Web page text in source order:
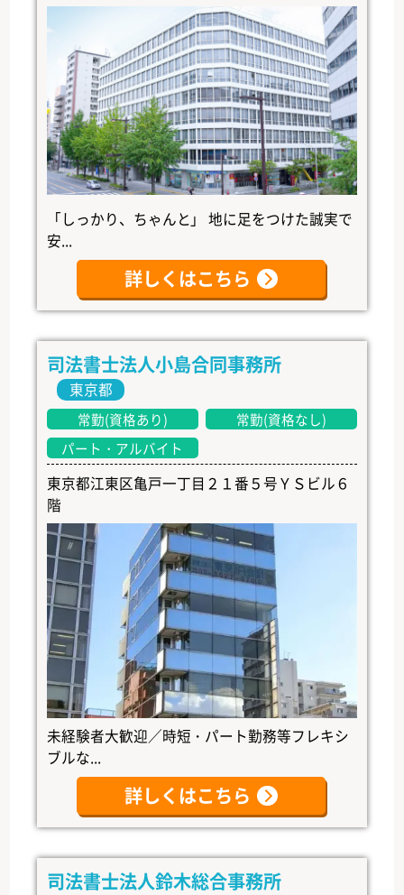
「しっかり、ちゃんと」 地に足をつけた誠実で
安...
詳しくはこちら
司法書士法人小島合同事務所
東京都
常勤(資格あり)
常勤(資格なし)
パート・アルバイト
東京都江東区亀戸一丁目２１番５号ＹＳビル６
階
未経験者大歓迎／時短・パート勤務等フレキシ
ブルな...
詳しくはこちら
司法書士法人鈴木総合事務所